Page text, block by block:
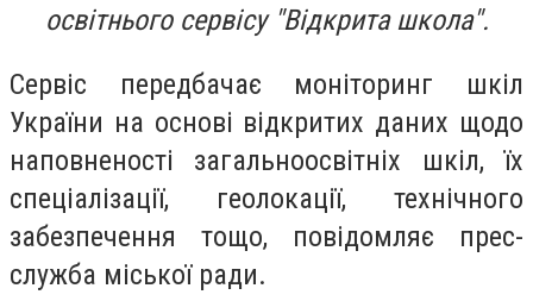
освітнього сервісу "Відкрита школа".
Сервіс передбачає моніторинг шкіл
України на основі відкритих даних щодо
наповненості загальноосвітніх шкіл, їх
спеціалізації, геолокації, технічного
забезпечення тощо, повідомляє прес-
служба міської ради.